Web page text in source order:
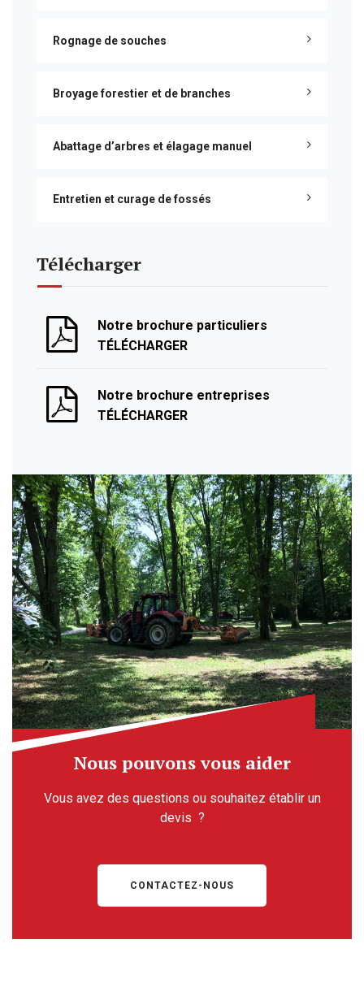
Rognage de souches
Broyage forestier et de branches
Abattage d’arbres et élagage manuel
Entretien et curage de fossés
Télécharger
Notre brochure particuliers
TÉLÉCHARGER
Notre brochure entreprises
TÉLÉCHARGER
Nous pouvons vous aider
Vous avez des questions ou souhaitez établir un
devis ?
CONTACTEZ-NOUS